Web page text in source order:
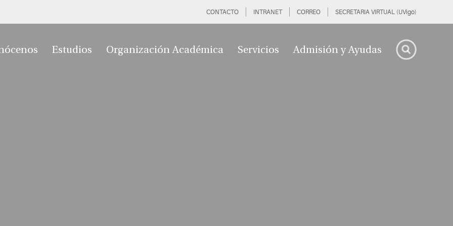
CONTACTO INTRANET CORREO SECRETARIA VIRTUAL (UVigo)
Estudios Organización Académica Servicios Admisión y Ayudas